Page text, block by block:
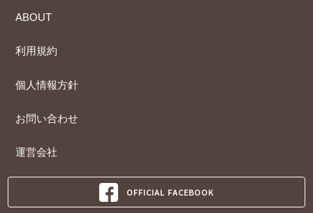
ABOUT
利用規約
個人情報方針
お問い合わせ
運営会社
OFFICIAL FACEBOOK